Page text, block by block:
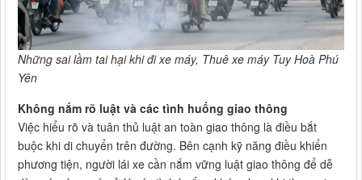
Những sai lầm tai hại khi đi xe máy, Thuê xe máy Tuy Hoà Phú
Yên
Không nắm rõ luật và các tình huống giao thông
Việc hiểu rõ và tuân thủ luật an toàn giao thông là điều bắt
buộc khi di chuyển trên đường. Bên cạnh kỹ năng điều khiển
phương tiện, người lái xe cần nắm vững luật giao thông để dễ